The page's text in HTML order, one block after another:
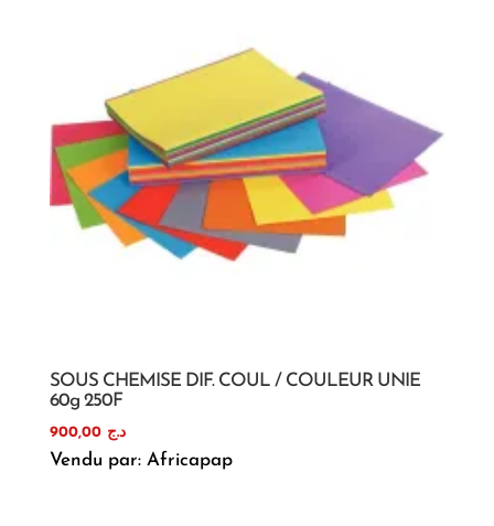
SOUS CHEMISE DIF. COUL / COULEUR UNIE
60g 250F
د.ج 900,00
Vendu par: Africapap